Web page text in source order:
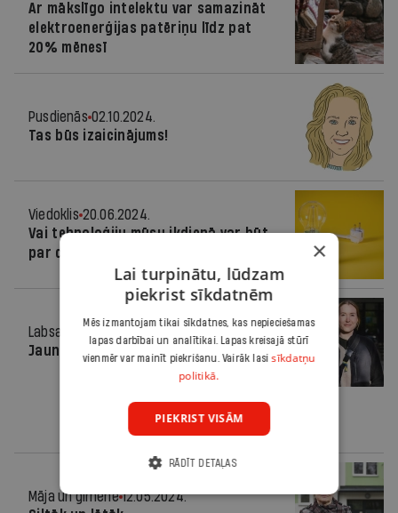
Ar mākslīgo intelektu var samazināt
elektroenerģijas patēriņu līdz pat
20% mēnesī
Pusdienās 02.10.2024.
Tas būs izaicinājums!
Viedoklis 20.06.2024.
Vai tehnoloģiju mūsu ikdienā var būt
par daudz?
Labsajūta
15.05.2024.
Jauna dzīve
Māja un ģimene 12.05.2024.
×
Lai turpinātu, lūdzam
piekrist sīkdatnēm
Mēs izmantojam tikai sīkdatnes, kas nepieciešamas
lapas darbībai un analītikai. Lapas kreisajā stūrī
vienmēr var mainīt piekrišanu. Vairāk lasisīkdatņu
politikā.
PIEKRIST VISĀM
RĀDĪT DETAĻAS